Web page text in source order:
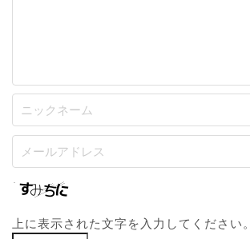
上に表示された文字を入力してください。